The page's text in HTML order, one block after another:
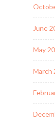
June
May
March